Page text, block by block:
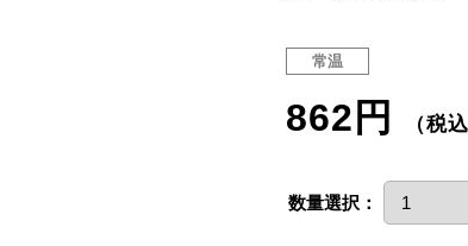
常温
862円 （税
数量選択：